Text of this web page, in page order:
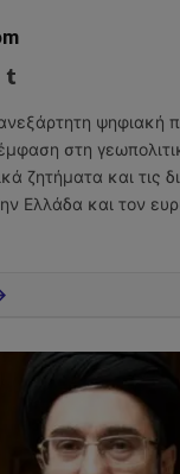
Tumblr
ψηφιακή
στη
ζητήματα και τις
Ελλάδα και τον